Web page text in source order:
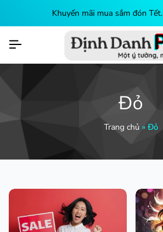
Khuyến mãi mua sắm đón Tết.
Đỏ
Trang chủ » Đỏ